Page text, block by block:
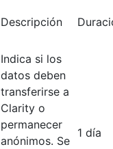
Descripción
Indica si los
datos deben
transferirse a
Clarity o
permanecer
anónimos. Se
1 día